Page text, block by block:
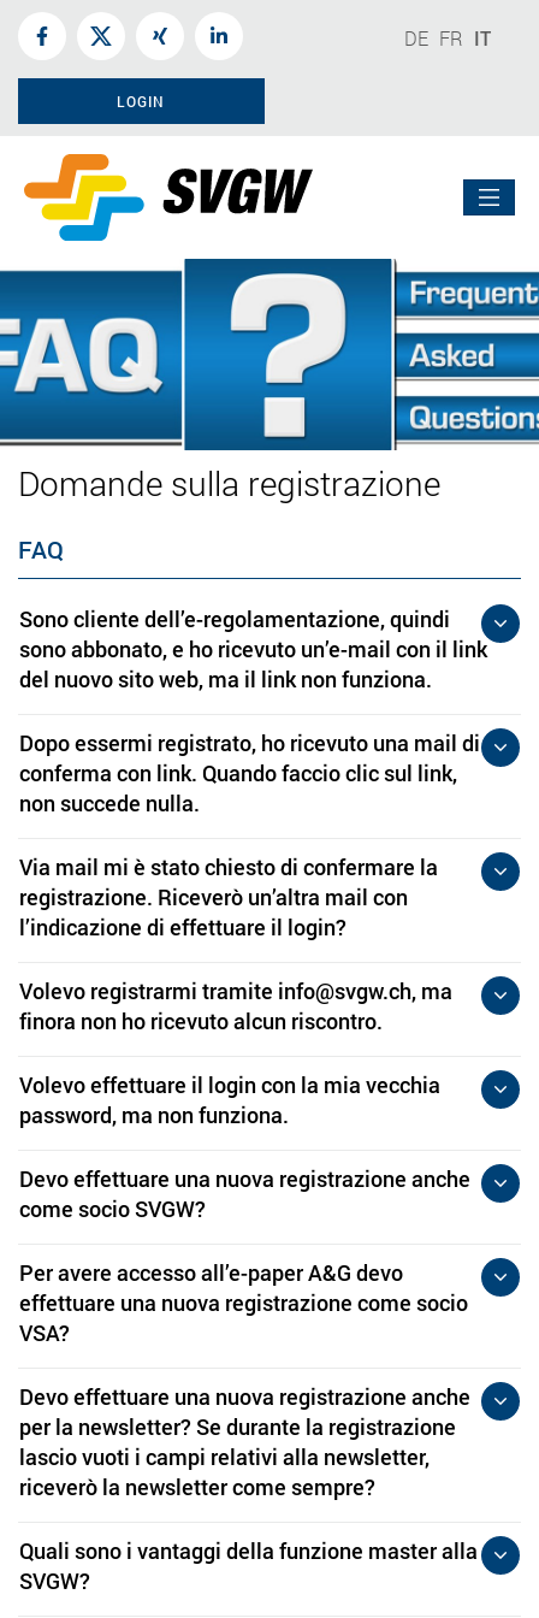
DE FR IT
LOGIN
Domande sulla registrazione
FAQ
Sono cliente dell’e-regolamentazione, quindi
sono abbonato, e ho ricevuto un’e-mail con il link
del nuovo sito web, ma il link non funziona.
Dopo essermi registrato, ho ricevuto una mail di
conferma con link. Quando faccio clic sul link,
non succede nulla.
Via mail mi è stato chiesto di confermare la
registrazione. Riceverò un’altra mail con
l’indicazione di effettuare il login?
Volevo registrarmi tramite info@svgw.ch, ma
finora non ho ricevuto alcun riscontro.
Volevo effettuare il login con la mia vecchia
password, ma non funziona.
Devo effettuare una nuova registrazione anche
come socio SVGW?
Per avere accesso all’e-paper A&G devo
effettuare una nuova registrazione come socio
VSA?
Devo effettuare una nuova registrazione anche
per la newsletter? Se durante la registrazione
lascio vuoti i campi relativi alla newsletter,
riceverò la newsletter come sempre?
Quali sono i vantaggi della funzione master alla
SVGW?